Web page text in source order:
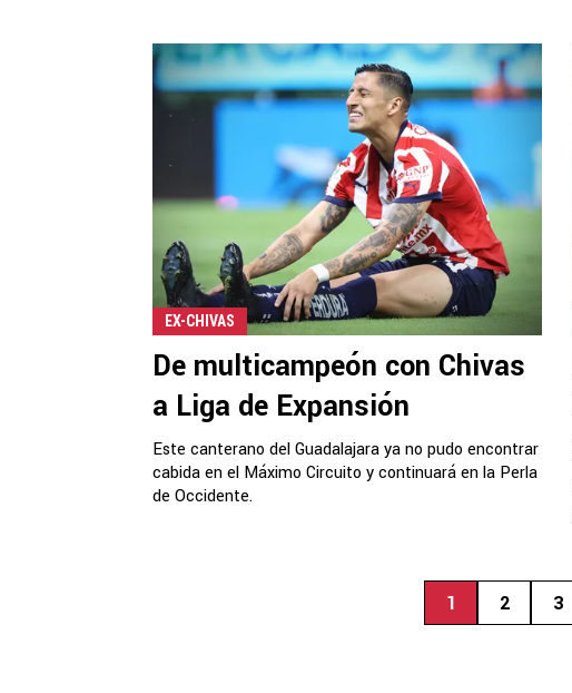
EX-CHIVAS
De multicampeón con Chivas
a Liga de Expansión
Este canterano del Guadalajara ya no pudo encontrar
cabida en el Máximo Circuito y continuará en la Perla
de Occidente.
1 2 3